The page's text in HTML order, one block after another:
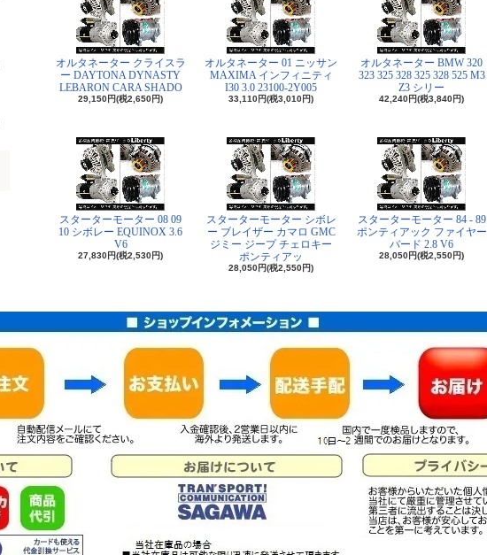
オルタネーター クライスラ
ー DAYTONA DYNASTY
LEBARON CARA SHADO
29,150円(税2,650円)
オルタネーター 01 ニッサン
MAXIMA インフィニティ
I30 3.0 23100-2Y005
33,110円(税3,010円)
オルタネーター BMW 320
323 325 328 325 328 525 M3
Z3 シリー
42,240円(税3,840円)
スターターモーター 08 09
10 シボレー EQUINOX 3.6
V6
27,830円(税2,530円)
スターターモーター シボレ
ー ブレイザー カマロ GMC
ジミー ジープ チェロキー
ポンティアッ
28,050円(税2,550円)
スターターモーター 84 - 89
ポンティアック ファイヤー
バード 2.8 V6
28,050円(税2,550円)